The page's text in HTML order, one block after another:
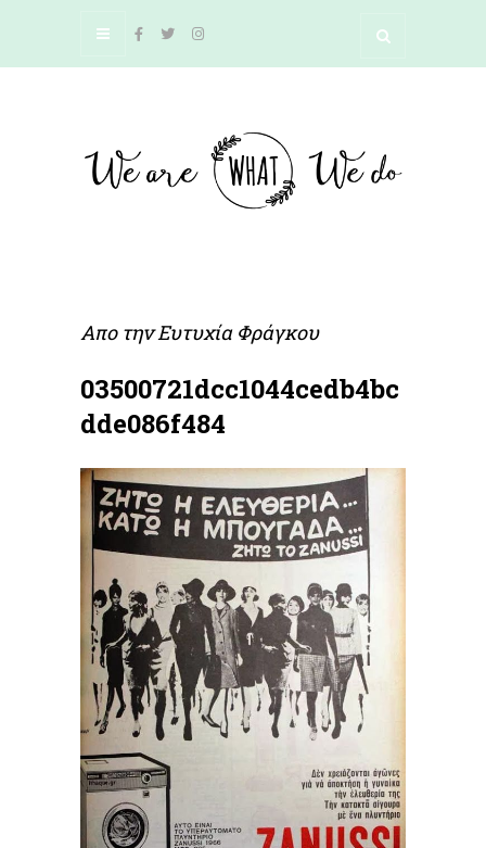
Απο τηνΕυτυχία Φράγκου
03500721dcc1044cedb4bc
dde086f484